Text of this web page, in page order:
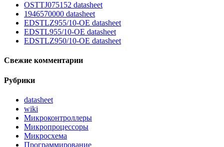
OSTTJ075152 datasheet
1946570000 datasheet
EDSTLZ955/10-OE datasheet
EDSTL955/10-OE datasheet
EDSTLZ950/10-OE datasheet
Свежие комментарии
Рубрики
datasheet
wiki
Микроконтроллеры
Микропроцессоры
Микросхема
Программирование